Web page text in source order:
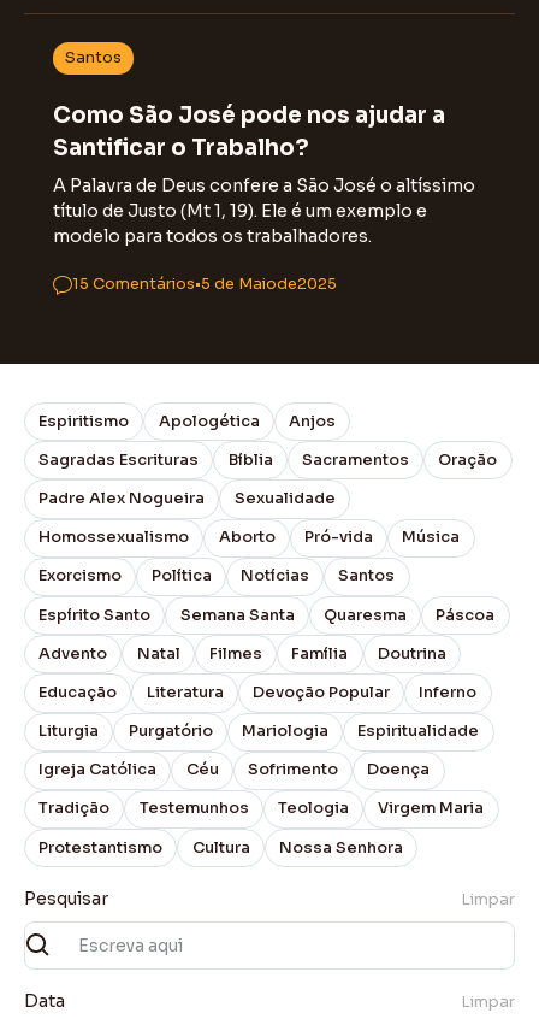
Santos
Como São José pode nos ajudar a
Santificar o Trabalho?
A Palavra de Deus confere a São José o altíssimo
título de Justo (Mt 1, 19). Ele é um exemplo e
modelo para todos os trabalhadores.
15 Comentários•5 de Maiode2025
Espiritismo Apologética Anjos
Sagradas Escrituras Bíblia Sacramentos Oração
Padre Alex Nogueira Sexualidade
Homossexualismo Aborto Pró-vida Música
Exorcismo Política Notícias Santos
Espírito Santo Semana Santa Quaresma Páscoa
Advento Natal Filmes Família Doutrina
Educação Literatura Devoção Popular Inferno
Liturgia Purgatório Mariologia Espiritualidade
Igreja Católica Céu Sofrimento Doença
Tradição Testemunhos Teologia Virgem Maria
Protestantismo Cultura Nossa Senhora
Pesquisar Limpar
Data Limpar